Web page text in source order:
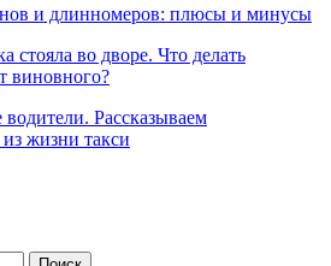
и длинномеров: плюсы и минусы
во дворе. Что делать
виновного?
Рассказываем
жизни такси